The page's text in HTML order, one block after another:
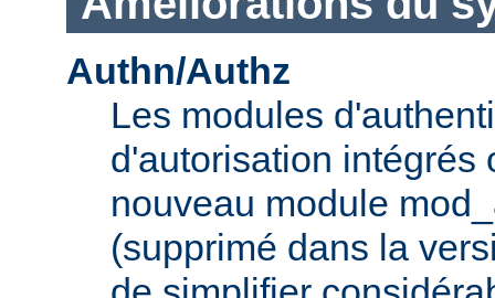
Authn/Authz
Les modules
d'autorisation intégrés
nouveau module
(supprimé dans la